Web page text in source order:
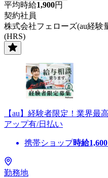
平均時給1,900円
契約社員
株式会社フェローズ(au経験
(HRS)
【au】経験者限定！業界最
アップ有/日払い
携帯ショップ時給1,600
勤務地